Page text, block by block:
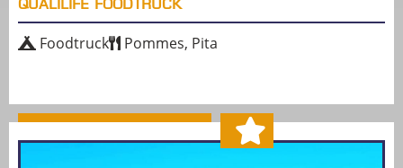
QUALILIFE FOODTRUCK
Foodtruck Pommes, Pita
MEHR ERFAHREN